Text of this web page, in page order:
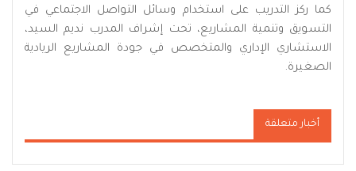
كما ركز التدريب على استخدام وسائل التواصل الاجتماعي في
التسويق وتنمية المشاريع، تحت إشراف المدرب نديم السيد،
الاستشاري الإداري والمتخصص في جودة المشاريع الريادية
الصغيرة.
أخبار متعلقة